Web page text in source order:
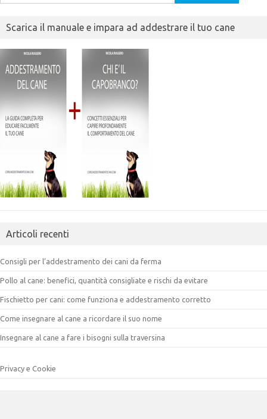
per:
Scarica il manuale e impara ad addestrare il tuo cane
Articoli recenti
Consigli per l’addestramento dei cani da ferma
Pollo al cane: benefici, quantità consigliate e rischi da evitare
Fischietto per cani: come funziona e addestramento corretto
Come insegnare al cane a ricordare il suo nome
Insegnare al cane a fare i bisogni sulla traversina
Privacy e Cookie